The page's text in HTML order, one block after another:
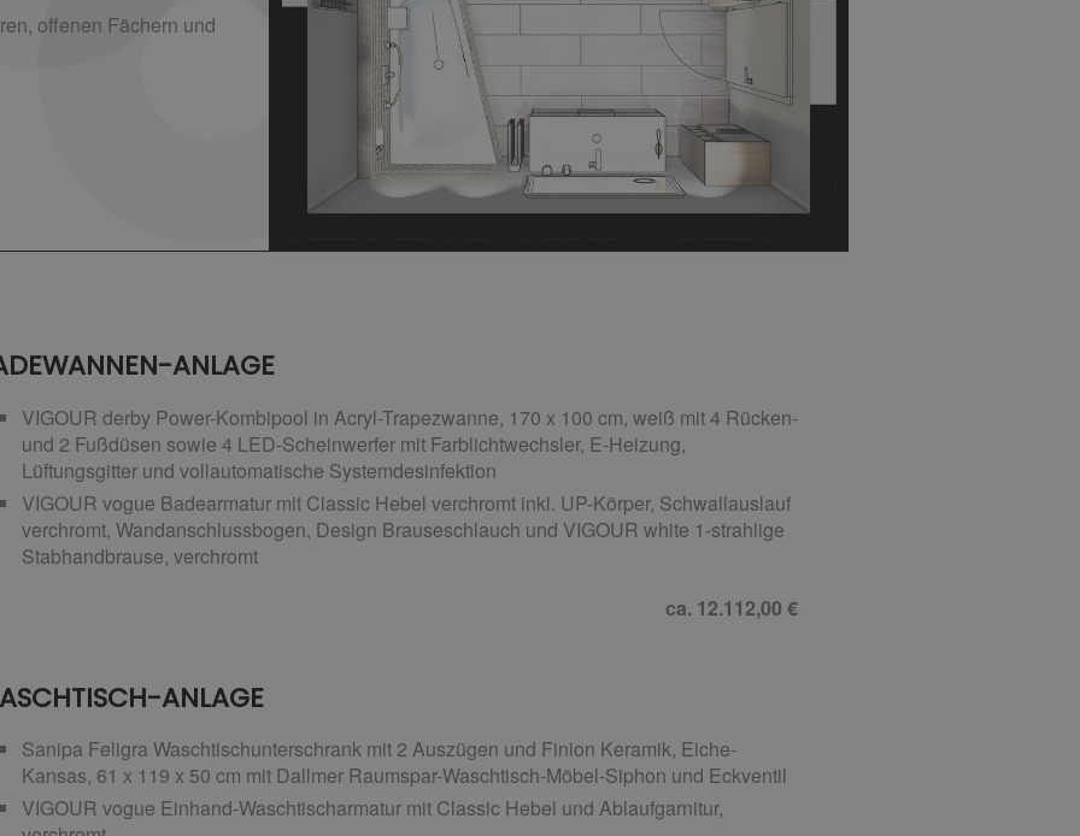
offenen Fächern und
ANLAGE
VIGOUR derby Power-Kombipool in Acryl-Trapezwanne, 170 x 100 cm, weiß mit 4 Rücken-
und 2 Fußdüsen sowie 4 LED-Scheinwerfer mit Farblichtwechsler, E-Heizung,
Lüftungsgitter und vollautomatische Systemdesinfektion
VIGOUR vogue Badearmatur mit Classic Hebel verchromt inkl. UP-Körper, Schwallauslauf
verchromt, Wandanschlussbogen, Design Brauseschlauch und VIGOUR white 1-strahlige
Stabhandbrause, verchromt
ca. 12.112,00 €
ANLAGE
Sanipa Feligra Waschtischunterschrank mit 2 Auszügen und Finion Keramik, Eiche-
Kansas, 61 x 119 x 50 cm mit Dallmer Raumspar-Waschtisch-Möbel-Siphon und Eckventil
VIGOUR vogue Einhand-Waschtischarmatur mit Classic Hebel und Ablaufgarnitur,